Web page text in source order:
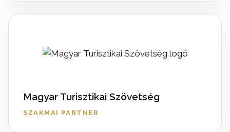
Magyar Turisztikai Szövetség
SZAKMAI PARTNER